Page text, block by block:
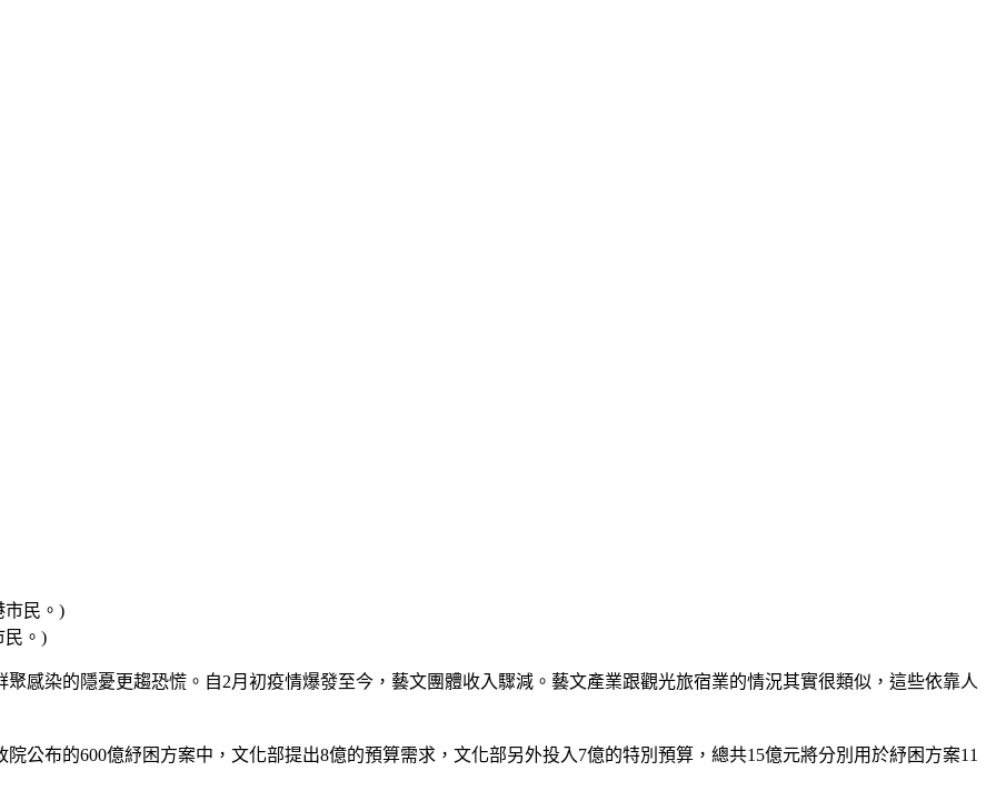
民。)
感染的隱憂更趨恐慌。自2月初疫情爆發至今，藝文團體收入驟減。藝文產業跟觀光旅宿業的情況其實很類似，這些依靠人
公布的600億紓困方案中，文化部提出8億的預算需求，文化部另外投入7億的特別預算，總共15億元將分別用於紓困方案11